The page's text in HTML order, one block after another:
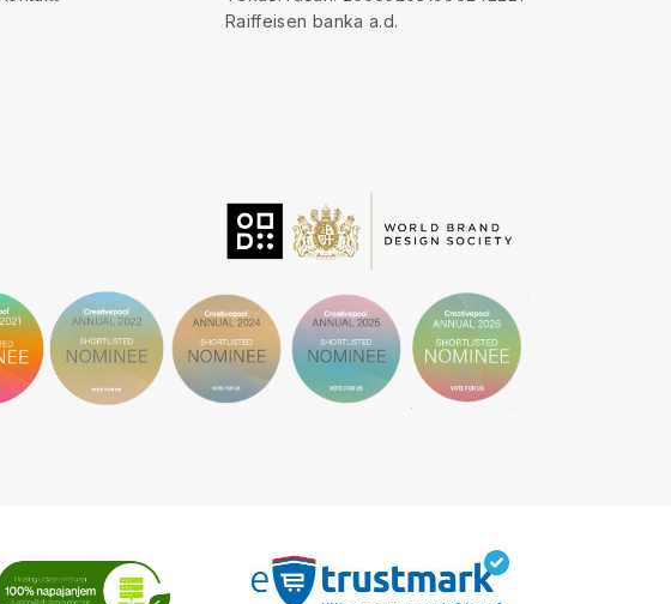
Raiffeisen banka a.d.